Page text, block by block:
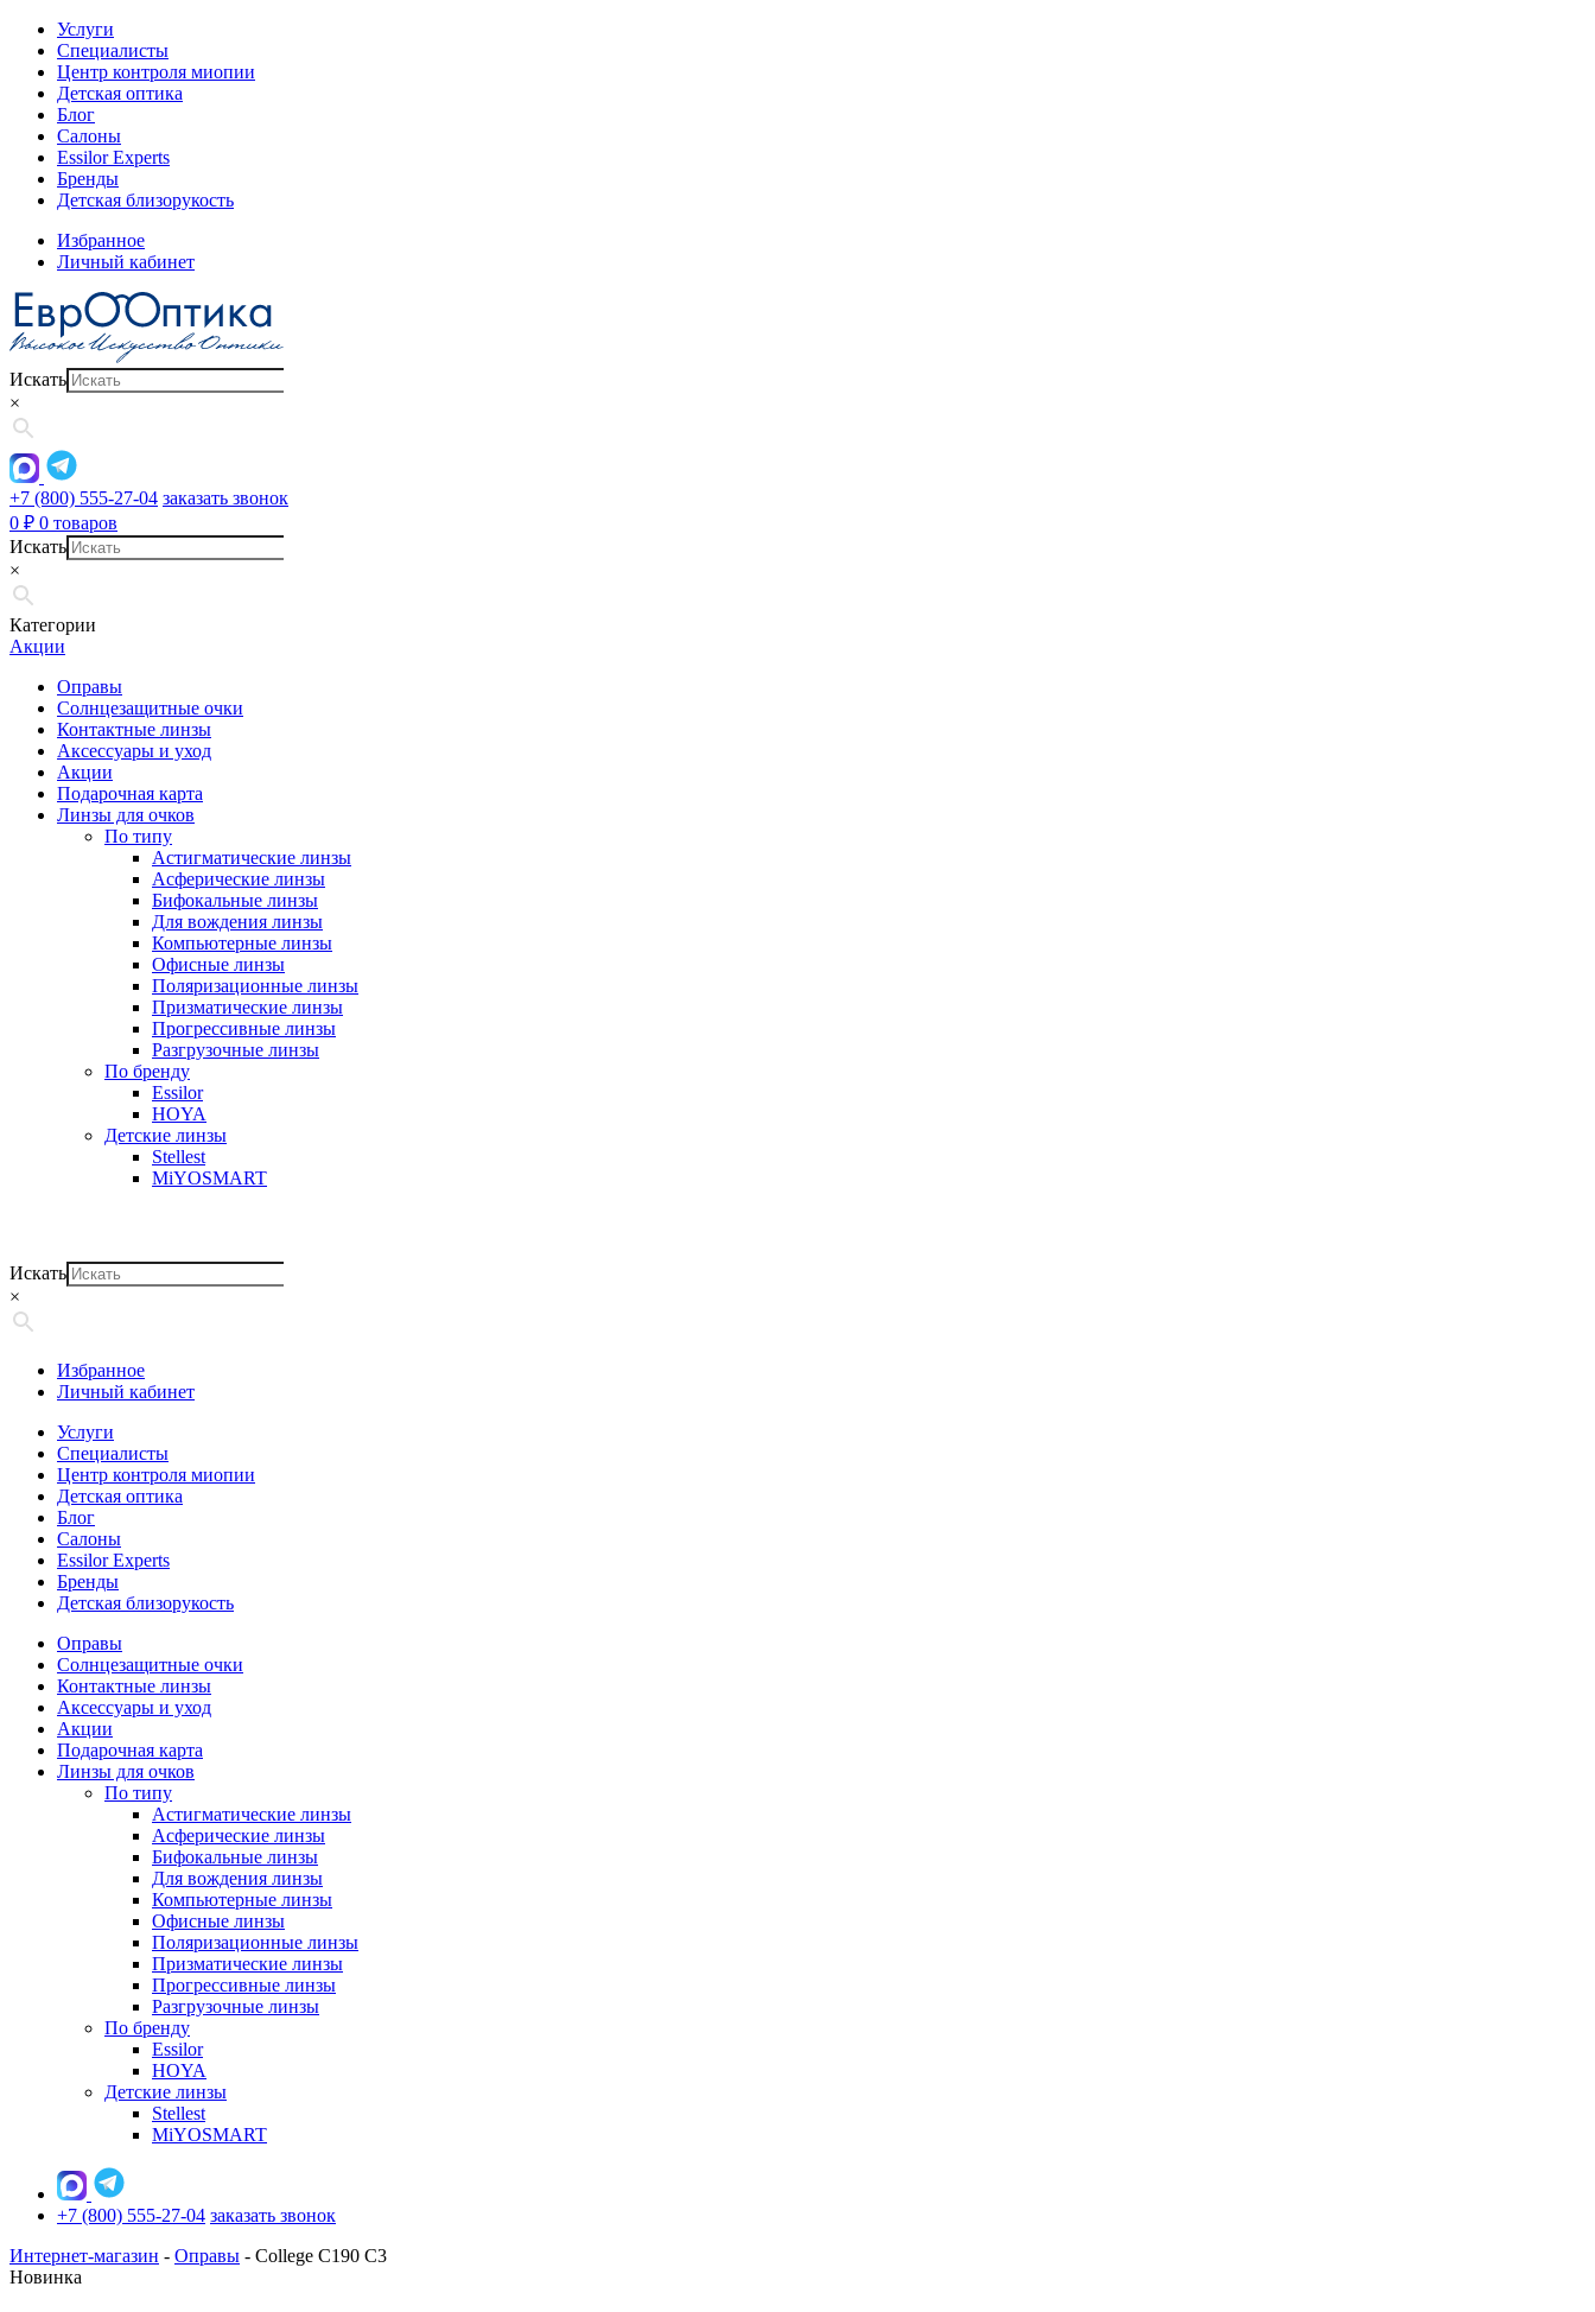
Услуги
Специалисты
Центр контроля миопии
Детская оптика
Блог
Салоны
Essilor Experts
Бренды
Детская близорукость
Избранное
Личный кабинет
Искать
×
+7 (800) 555-27-04 заказать звонок
0 ₽ 0 товаров
Искать
×
Категории
Акции
Оправы
Солнцезащитные очки
Контактные линзы
Аксессуары и уход
Акции
Подарочная карта
Линзы для очков
По типу
Астигматические линзы
Асферические линзы
Бифокальные линзы
Для вождения линзы
Компьютерные линзы
Офисные линзы
Поляризационные линзы
Призматические линзы
Прогрессивные линзы
Разгрузочные линзы
По бренду
Essilor
HOYA
Детские линзы
Stellest
MiYOSMART
Искать
×
Избранное
Личный кабинет
Услуги
Специалисты
Центр контроля миопии
Детская оптика
Блог
Салоны
Essilor Experts
Бренды
Детская близорукость
Оправы
Солнцезащитные очки
Контактные линзы
Аксессуары и уход
Акции
Подарочная карта
Линзы для очков
По типу
Астигматические линзы
Асферические линзы
Бифокальные линзы
Для вождения линзы
Компьютерные линзы
Офисные линзы
Поляризационные линзы
Призматические линзы
Прогрессивные линзы
Разгрузочные линзы
По бренду
Essilor
HOYA
Детские линзы
Stellest
MiYOSMART
+7 (800) 555-27-04 заказать звонок
Интернет-магазин - Оправы - College C190 C3
Новинка